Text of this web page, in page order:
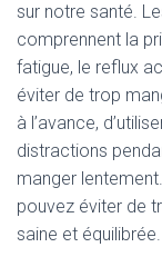
sur notre santé.
comprennent la
fatigue, le reflux
éviter de trop
à l’avance,
distractions
manger
pouvez éviter de
saine et équilibrée.